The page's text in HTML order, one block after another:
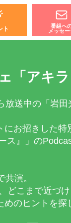
ト
番組へ
メッセー
「アキラ
放送中の「岩田
お招きした特
』」の
演。
どこまで近づ
のヒントを探